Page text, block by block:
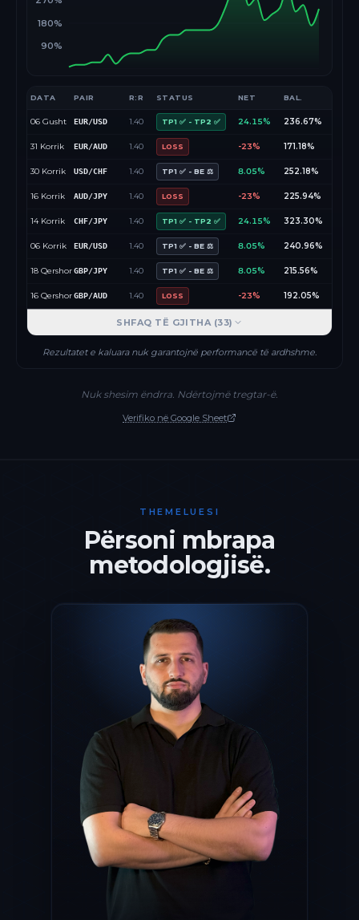
90%
180%
DATA PAIR R:R STATUS NET BAL.
06 Gusht EUR/USD 1.40 TP1 ✅ - TP2 ✅ 24.15% 236.67%
31 Korrik EUR/AUD 1.40 LOSS -23% 171.18%
30 Korrik USD/CHF 1.40 TP1 ✅ - BE ⚖️ 8.05% 252.18%
16 Korrik AUD/JPY 1.40 LOSS -23% 225.94%
14 Korrik CHF/JPY 1.40 TP1 ✅ - TP2 ✅ 24.15% 323.30%
06 Korrik EUR/USD 1.40 TP1 ✅ - BE ⚖️ 8.05% 240.96%
18 QershorGBP/JPY 1.40 TP1 ✅ - BE ⚖️ 8.05% 215.56%
16 QershorGBP/AUD 1.40 LOSS -23% 192.05%
SHFAQ TË GJITHA (33)
Rezultatet e kaluara nuk garantojnë performancë të ardhshme.
Nuk shesim ëndrra. Ndërtojmë tregtar-ë.
Verifiko në Google Sheet
THEMELUESI
Përsoni mbrapa
metodologjisë.